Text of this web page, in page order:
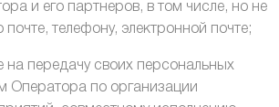
и его партнеров, в том числе, но не
почте, телефону, электронной почте;
на передачу своих персональных
Оператора по организации